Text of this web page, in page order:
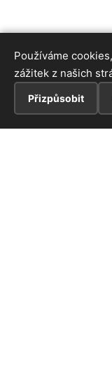
Používáme
zážitek z našich
Přizpůsobit